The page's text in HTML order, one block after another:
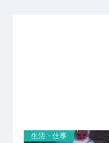
生活・仕事